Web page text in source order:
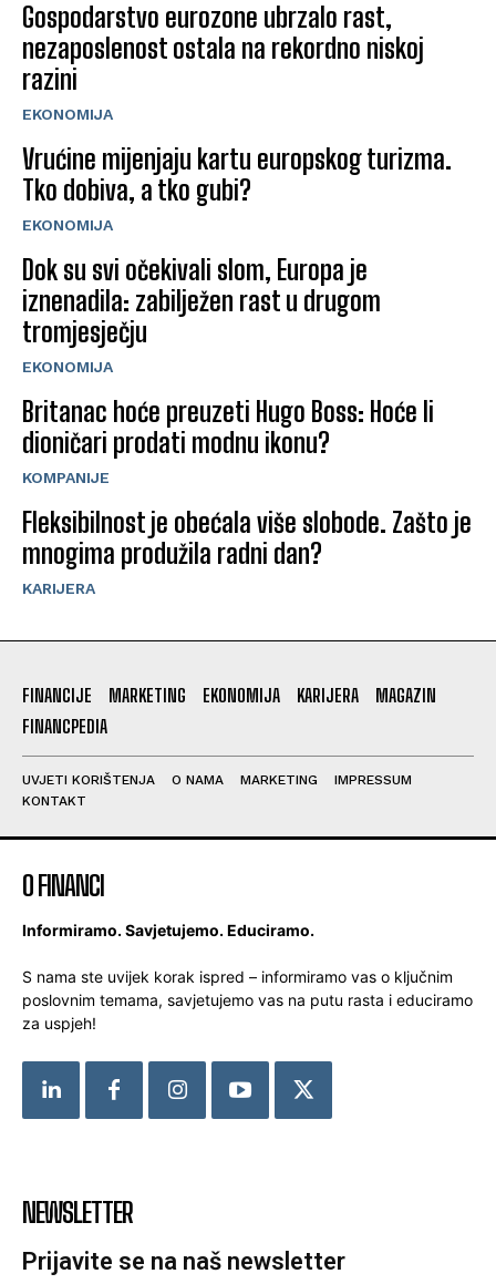
Gospodarstvo eurozone ubrzalo rast,
nezaposlenost ostala na rekordno niskoj
razini
EKONOMIJA
Vrućine mijenjaju kartu europskog turizma.
Tko dobiva, a tko gubi?
EKONOMIJA
Dok su svi očekivali slom, Europa je
iznenadila: zabilježen rast u drugom
tromjesječju
EKONOMIJA
Britanac hoće preuzeti Hugo Boss: Hoće li
dioničari prodati modnu ikonu?
KOMPANIJE
Fleksibilnost je obećala više slobode. Zašto je
mnogima produžila radni dan?
KARIJERA
FINANCIJE MARKETING EKONOMIJA KARIJERA
MAGAZIN
FINANCPEDIA
UVJETI KORIŠTENJA O NAMA MARKETING
IMPRESSUM
KONTAKT
O FINANCI
Informiramo. Savjetujemo. Educiramo.
S nama ste uvijek korak ispred – informiramo vas o ključnim
poslovnim temama, savjetujemo vas na putu rasta i educiramo
za uspjeh!
NEWSLETTER
Prijavite se na naš newsletter